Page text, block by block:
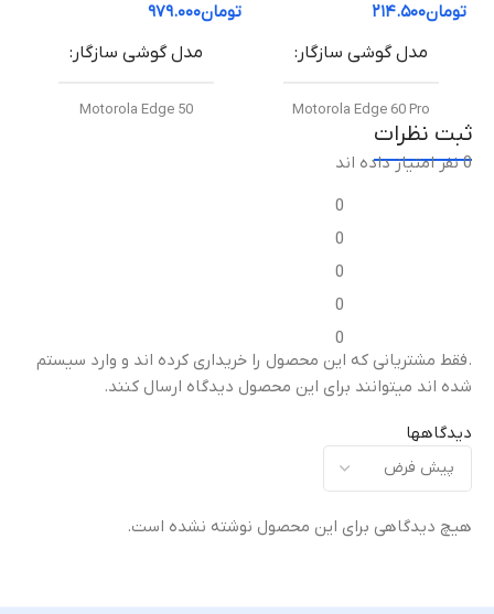
تومان۲۱۴.۵۰۰
مدل گوشی سازگار
Motorola Edge 60 Pro
نوع گلس
گلس محافظ لنز دوربین فلزی
موتورولا Metal Frame + HD
میزان شفافیت
شفافیت بالا (High
مقاومت در برابر خط و
خش
50 Edge (شفاف +HD)
تومان۹۷۹.۰۰۰
مدل گوشی سازگار
Motorola Edge 50
شفافیت بالا (High
Transparency)
مناسب برای استفاده روزانه
ثبت نظرات
0 نفر امتیاز داده اند
0
0
0
0
0
دیدگاهها
هیچ دیدگاهی برای این محصول نوشته نشده است.
.فقط مشتریانی که این محصول را خریداری کرده اند و وارد سیستم
شده اند میتوانند برای این محصول دیدگاه ارسال کنند.